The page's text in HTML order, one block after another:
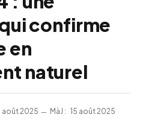
confirme
en
naturel
août 2025 MàJ : 15 août 2025